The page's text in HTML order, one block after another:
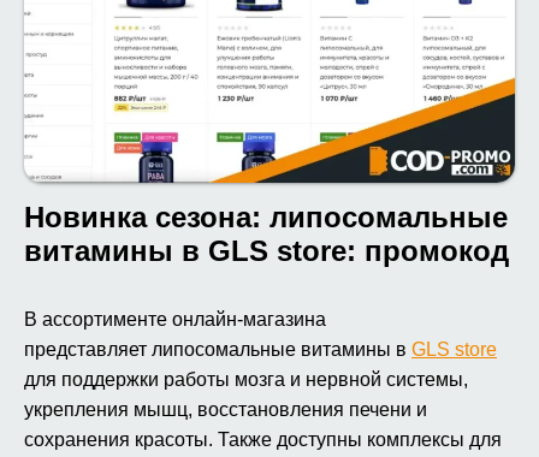
Новинка сезона: липосомальные
витамины в GLS store: промокод
В ассортименте онлайн‑магазина
представляет липосомальные витамины в GLS store
для поддержки работы мозга и нервной системы,
укрепления мышц, восстановления печени и
сохранения красоты. Также доступны комплексы для